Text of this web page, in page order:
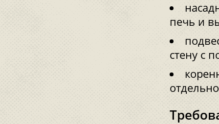
печь и
стену с